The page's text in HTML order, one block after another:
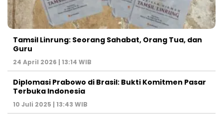
Tamsil Linrung: Seorang Sahabat, Orang Tua, dan
Guru
24 April 2026 | 13:14 WIB
Diplomasi Prabowo di Brasil: Bukti Komitmen Pasar
Terbuka Indonesia
10 Juli 2025 | 13:43 WIB